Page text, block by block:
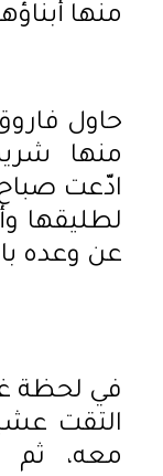
منها
حاول
منها
ادّعت صباح
لطليقها
عن وعده
في لحظة
التقت
معه، ثم